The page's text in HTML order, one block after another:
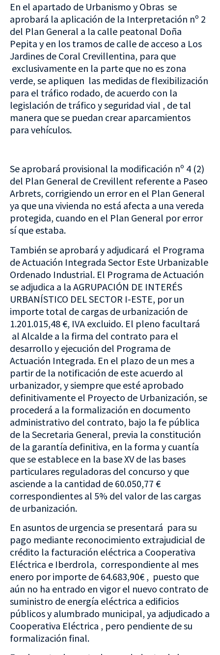
En el apartado de Urbanismo y Obras se
aprobará la aplicación de la Interpretación nº 2
del Plan General a la calle peatonal Doña
Pepita y en los tramos de calle de acceso a Los
Jardines de Coral Crevillentina, para que
exclusivamente en la parte que no es zona
verde, se apliquen las medidas de flexibilización
para el tráfico rodado, de acuerdo con la
legislación de tráfico y seguridad vial , de tal
manera que se puedan crear aparcamientos
para vehículos.
Se aprobará provisional la modificación nº 4 (2)
del Plan General de Crevillent referente a Paseo
Arbrets, corrigiendo un error en el Plan General
ya que una vivienda no está afecta a una vereda
protegida, cuando en el Plan General por error
sí que estaba.
También se aprobará y adjudicará el Programa
de Actuación Integrada Sector Este Urbanizable
Ordenado Industrial. El Programa de Actuación
se adjudica a la AGRUPACIÓN DE INTERÉS
URBANÍSTICO DEL SECTOR I-ESTE, por un
importe total de cargas de urbanización de
1.201.015,48 €, IVA excluido. El pleno facultará
al Alcalde a la firma del contrato para el
desarrollo y ejecución del Programa de
Actuación Integrada. En el plazo de un mes a
partir de la notificación de este acuerdo al
urbanizador, y siempre que esté aprobado
definitivamente el Proyecto de Urbanización, se
procederá a la formalización en documento
administrativo del contrato, bajo la fe pública
de la Secretaria General, previa la constitución
de la garantía definitiva, en la forma y cuantía
que se establece en la base XV de las bases
particulares reguladoras del concurso y que
asciende a la cantidad de 60.050,77 €
correspondientes al 5% del valor de las cargas
de urbanización.
En asuntos de urgencia se presentará para su
pago mediante reconocimiento extrajudicial de
crédito la facturación eléctrica a Cooperativa
Eléctrica e Iberdrola, correspondiente al mes
enero por importe de 64.683,90€ , puesto que
aún no ha entrado en vigor el nuevo contrato de
suministro de energía eléctrica a edificios
públicos y alumbrado municipal, ya adjudicado a
Cooperativa Eléctrica , pero pendiente de su
formalización final.